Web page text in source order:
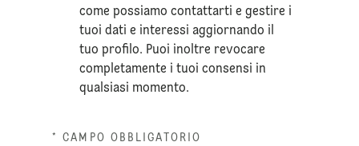
come possiamo contattarti e gestire i
tuoi dati e interessi aggiornando il
tuo profilo. Puoi inoltre revocare
completamente i tuoi consensi in
qualsiasi momento.
* CAMPO OBBLIGATORIO